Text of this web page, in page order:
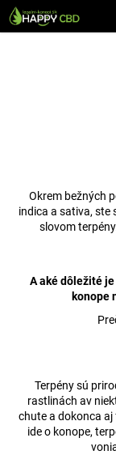
Prejsť
na
Okrem bežných
indica a sativa, ste
slovom
A aké dôležité
konope
Terpény sú
rastlinách av
chute a dokonca
ide o konope,
K
o
e
s